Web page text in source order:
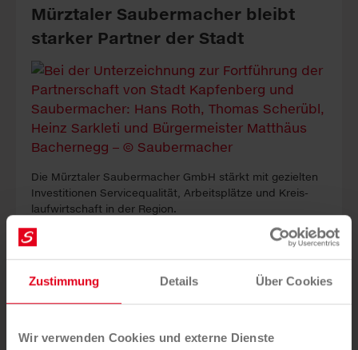
Zustimmung Details Über Cookies
Wir verwenden Cookies und externe Dienste
Mürztaler Sauber­macher bleibt
starker Part­ner der Stadt
Die Mürztaler Sauber­macher GmbH stärkt mit ge­zielten
In­vest­itionen Service­qualität, Arbeits­plätze und Kreis­
lauf­wirt­schaft in der Re­gion.